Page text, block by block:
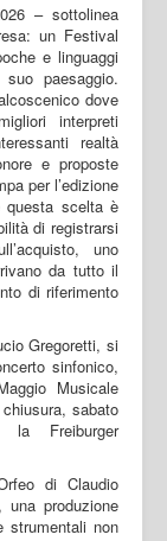
– sottolinea
un Festival
e linguaggi
paesaggio.
dove
interpreti
realtà
e proposte
per l’edizione
scelta è
di registrarsi
uno
da tutto il
di riferimento
Gregoretti, si
sinfonico,
Musicale
sabato
la Freiburger
di Claudio
una produzione
strumentali non